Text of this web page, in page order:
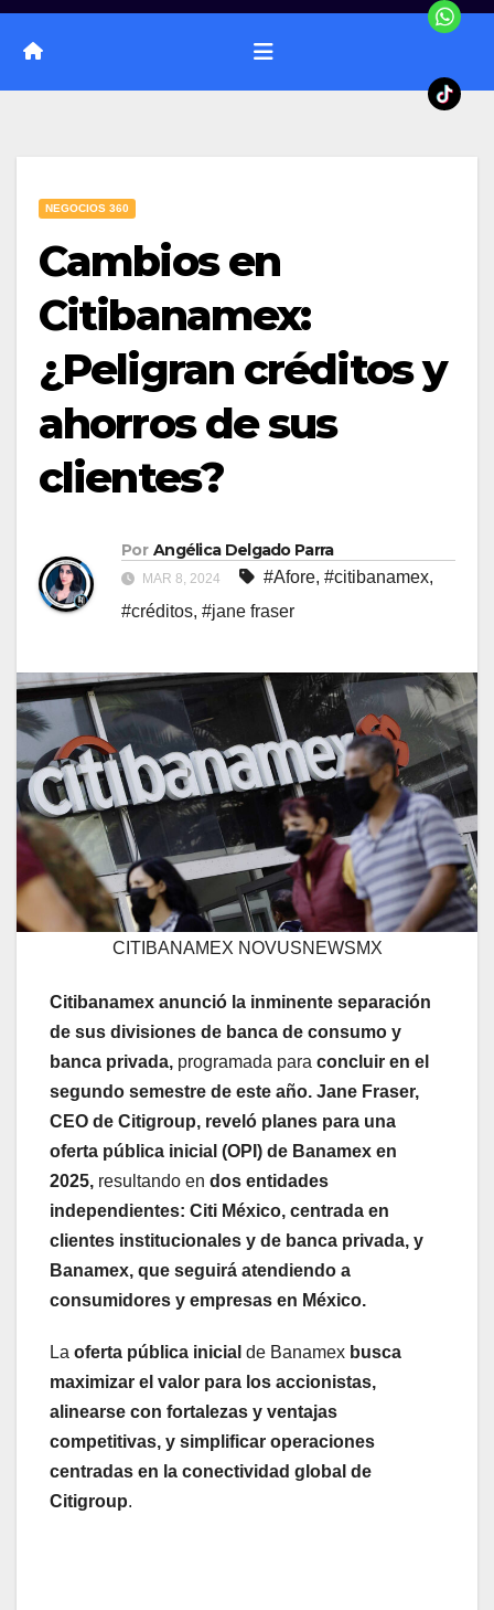
NEGOCIOS 360
Cambios en
Citibanamex:
¿Peligran créditos y
ahorros de sus
clientes?
Por Angélica Delgado Parra
MAR 8, 2024 #Afore, #citibanamex,
#créditos, #jane fraser
CITIBANAMEX NOVUSNEWSMX
Citibanamex anunció la inminente separación
de sus divisiones de banca de consumo y
banca privada, programada para concluir en el
segundo semestre de este año. Jane Fraser,
CEO de Citigroup, reveló planes para una
oferta pública inicial (OPI) de Banamex en
2025, resultando en dos entidades
independientes: Citi México, centrada en
clientes institucionales y de banca privada, y
Banamex, que seguirá atendiendo a
consumidores y empresas en México.
La oferta pública inicial de Banamex busca
maximizar el valor para los accionistas,
alinearse con fortalezas y ventajas
competitivas, y simplificar operaciones
centradas en la conectividad global de
Citigroup.